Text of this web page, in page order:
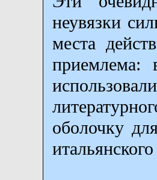
неувязки
места
приемлема:
оболочку